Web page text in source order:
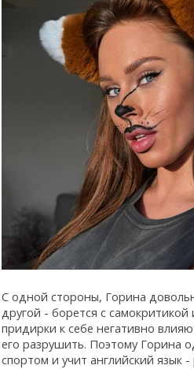
С одной стороны, Горина
другой - борется с самокритикой
придирки к себе негативно
его разрушить. Поэтому Горина
спортом и учит английский язык -